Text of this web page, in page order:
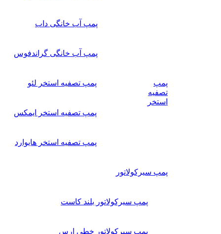
پمپ آب خانگی داب
پمپ آب خانگی گراندفوس
پمپ
تصفیه
استخر
پمپ تصفیه استخر لئو
پمپ تصفیه استخر ایمکس
پمپ تصفیه استخر هایوارد
پمپ سیرکولاتور
پمپ سیرکولاتور بلند کاست
پمپ سیرکولاتور خطی ارس